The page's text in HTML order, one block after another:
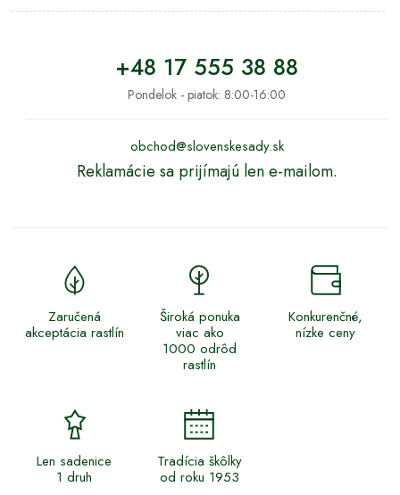
+48 17 555 38 88
Pondelok - piatok: 8:00-16:00
obchod@slovenskesady.sk
Reklamácie sa prijímajú len e-mailom.
Zaručená
akceptácia rastlín
Široká ponuka
viac ako
1000 odrôd
rastlín
Konkurenčné,
nízke ceny
Len sadenice
1 druh
Tradícia škôlky
od roku 1953